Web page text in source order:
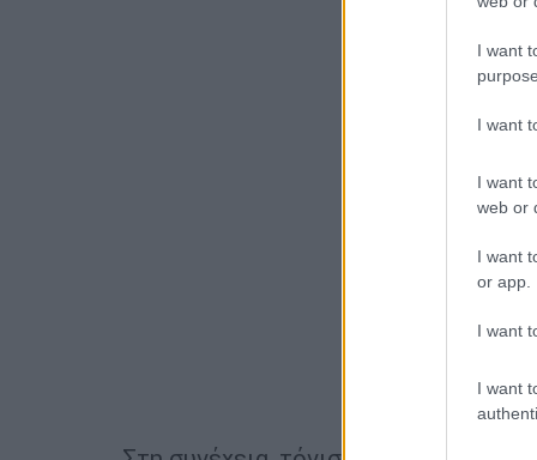
I want
I want
I want
web or
I want
or app.
I want
I want